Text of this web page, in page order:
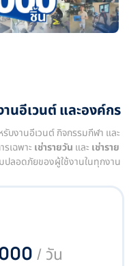
นอีเวนต์ และองค์กร
รับงานอีเวนต์ กิจกรรมกีฬา และ
เฉพาะ เช่ารายวัน และ เช่าราย
ลอดภัยของผู้ใช้งานในทุกงาน
/ วัน